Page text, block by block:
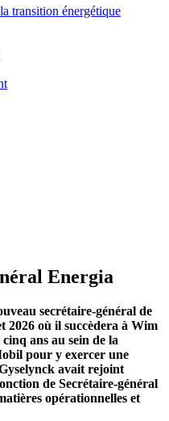
transition énergétique
Energia
secrétaire-général de
2026 où il succèdera à Wim
ans au sein de la
pour y exercer une
avait rejoint
de Secrétaire-général
opérationnelles et